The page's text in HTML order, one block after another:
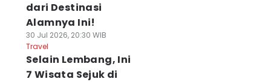
dari Destinasi
Alamnya Ini!
30 Jul 2026, 20:30 WIB
Travel
Selain Lembang, Ini
7 Wisata Sejuk di